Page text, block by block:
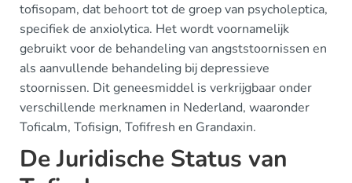
tofisopam, dat behoort tot de groep van psycholeptica,
specifiek de anxiolytica. Het wordt voornamelijk
gebruikt voor de behandeling van angststoornissen en
als aanvullende behandeling bij depressieve
stoornissen. Dit geneesmiddel is verkrijgbaar onder
verschillende merknamen in Nederland, waaronder
Toficalm, Tofisign, Tofifresh en Grandaxin.
De Juridische Status van